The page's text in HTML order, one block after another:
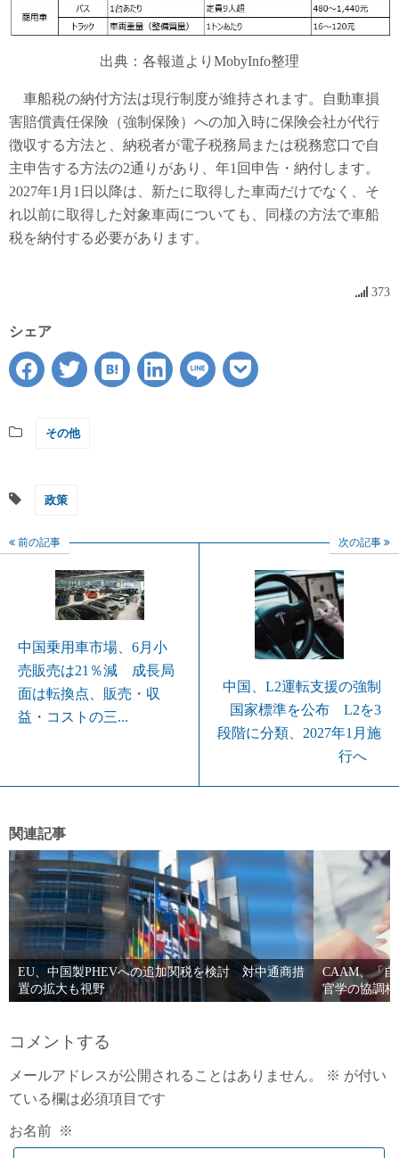
出典：各報道よりMobyInfo整理
車船税の納付方法は現行制度が維持されます。自動車損
害賠償責任保険（強制保険）への加入時に保険会社が代行
徴収する方法と、納税者が電子税務局または税務窓口で自
主申告する方法の2通りがあり、年1回申告・納付します。
2027年1月1日以降は、新たに取得した車両だけでなく、そ
れ以前に取得した対象車両についても、同様の方法で車船
税を納付する必要があります。
373
シェア
その他
政策
前の記事
中国乗用車市場、6月小
売販売は21％減 成長局
面は転換点、販売・収
益・コストの三...
次の記事
中国、L2運転支援の強制
国家標準を公布 L2を3
段階に分類、2027年1月施
行へ
関連記事
EU、中国製PHEVへの追加関税を検討 対中通商措
置の拡大も視野
CAAM、「
官学の協調
コメントする
メールアドレスが公開されることはありません。 ※ が付い
ている欄は必須項目です
お名前 ※